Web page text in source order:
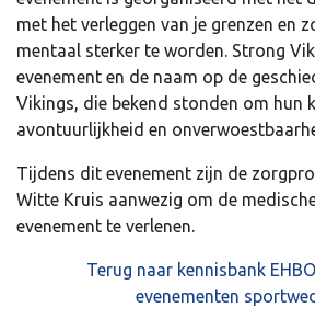
met het verleggen van je grenzen en
mentaal sterker te worden. Strong
evenement en de naam op de
Vikings, die bekend stonden om hun
avontuurlijkheid en
Tijdens dit evenement zijn de
Witte Kruis aanwezig om de
evenement te verlenen.
Terug naar kennisbank
evenementen